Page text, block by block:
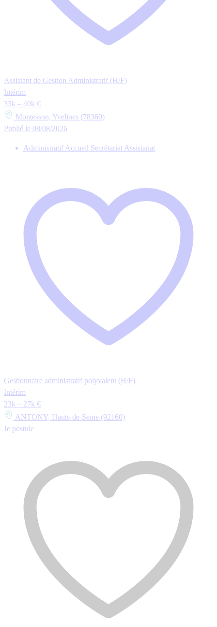
Assistant de Gestion Administratif (H/F)
Intérim
33k – 40k €
Montesson, Yvelines (78360)
Publié le 08/08/2026
Administratif Accueil Secrétariat Assistanat
Gestionnaire administratif polyvalent (H/F)
Intérim
23k – 27k €
ANTONY, Hauts-de-Seine (92160)
Je postule